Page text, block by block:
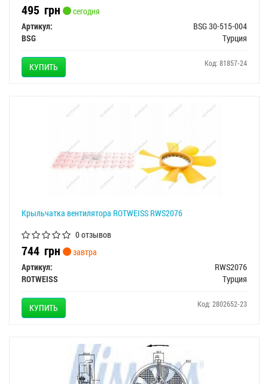
495 грн
сегодня
Артикул:
BSG 30-515-004
BSG
Турция
КУПИТЬ Код: 81857-24
Крыльчатка вентилятора ROTWEISS RWS2076
0 отзывов
744 грн
завтра
Артикул:
RWS2076
ROTWEISS
Турция
КУПИТЬ Код: 2802652-23